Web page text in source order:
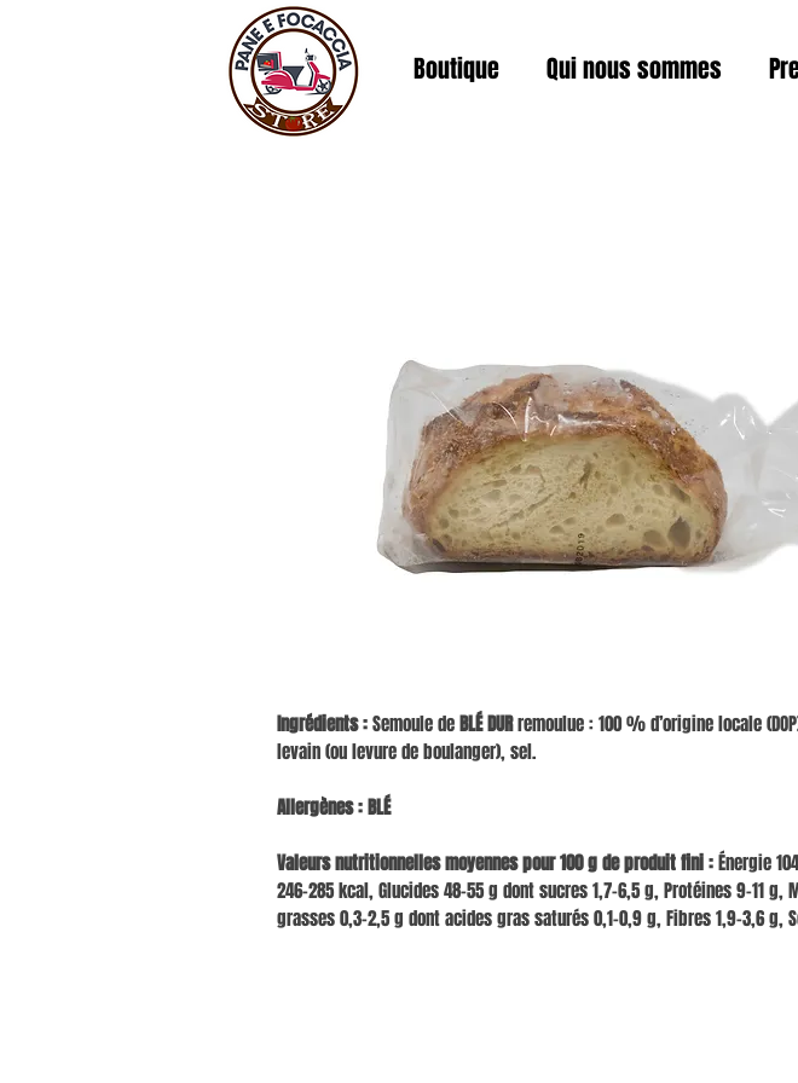
Boutique Qui nous sommes
Ingrédients :Semoule deBLÉ DURremoulue : 100 % d’origine locale
levain (ou levure de boulanger), sel.
Allergènes :BLÉ
Valeurs nutritionnelles moyennes pour 100 g de produit fini :Énergie
246–285 kcal, Glucides 48–55 g dont sucres 1,7–6,5 g, Protéines 9–11 g,
grasses 0,3–2,5 g dont acides gras saturés 0,1–0,9 g, Fibres 1,9–3,6 g,